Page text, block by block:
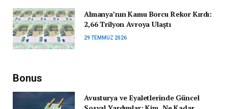
Almanya’nın Kamu Borcu Rekor Kırdı:
2,66 Trilyon Avroya Ulaştı
29 TEMMUZ 2026
Bonus
Avusturya ve Eyaletlerinde Güncel